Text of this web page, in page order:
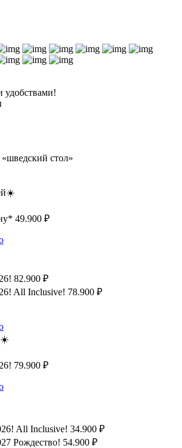
удобствами!
стол»
49.900 ₽
82.900 ₽
All Inclusive! 78.900 ₽
79.900 ₽
All Inclusive! 34.900 ₽
Рождество! 54.900 ₽